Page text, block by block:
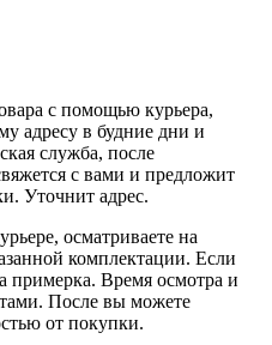
с помощью курьера,
адресу в будние дни и
служба, после
с вами и предложит
Уточнит адрес.
осматриваете на
комплектации. Если
примерка. Время осмотра и
После вы можете
от покупки.